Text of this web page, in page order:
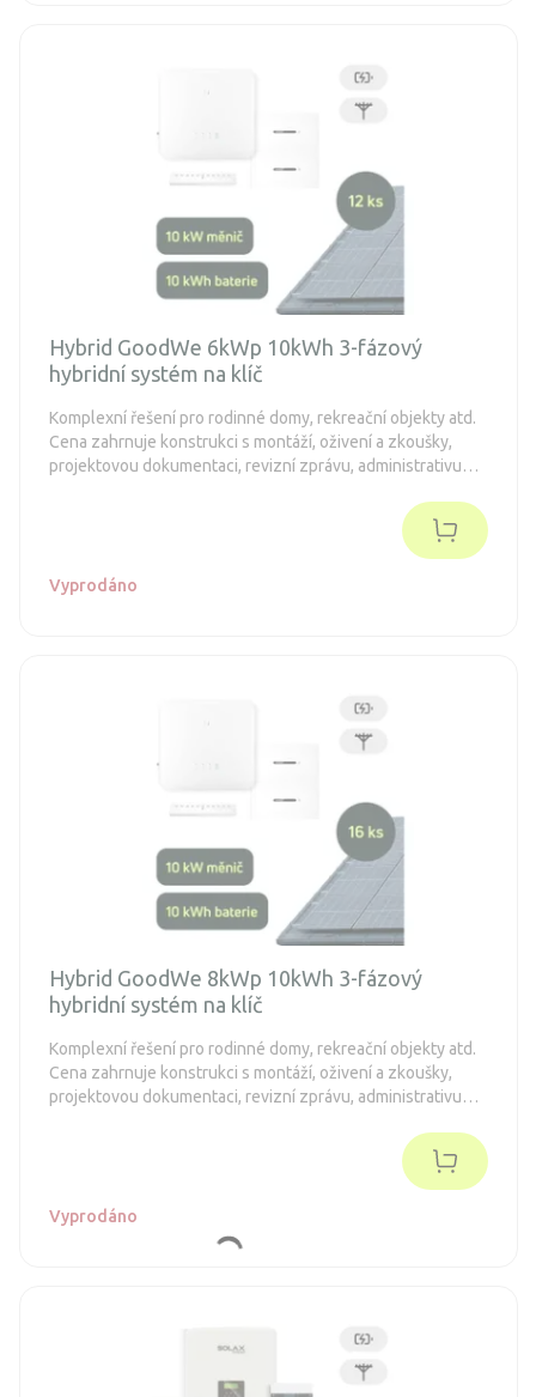
Hybrid GoodWe 6kWp 10kWh 3-fázový
hybridní systém na klíč
Komplexní řešení pro rodinné domy, rekreační objekty atd.
Cena zahrnuje konstrukci s montáží, oživení a zkoušky,
projektovou dokumentaci, revizní zprávu, administrativu
Vyprodáno
Hybrid GoodWe 8kWp 10kWh 3-fázový
hybridní systém na klíč
Komplexní řešení pro rodinné domy, rekreační objekty atd.
Cena zahrnuje konstrukci s montáží, oživení a zkoušky,
projektovou dokumentaci, revizní zprávu, administrativu
Vyprodáno